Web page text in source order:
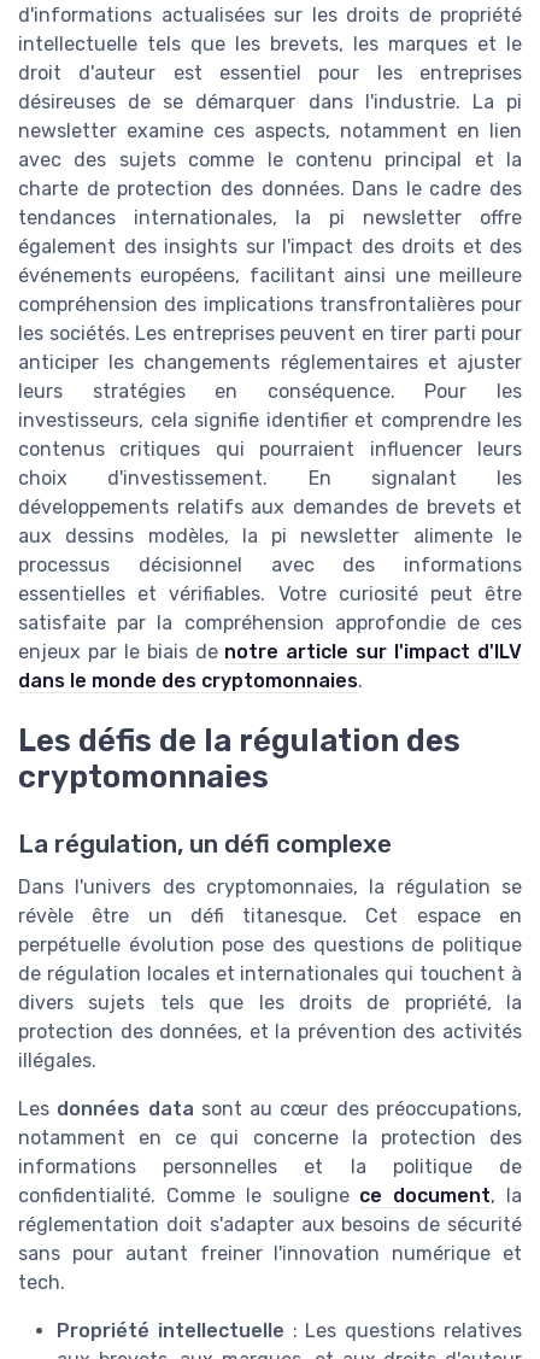
d'informations actualisées sur les droits de propriété
intellectuelle tels que les brevets, les marques et le
droit d'auteur est essentiel pour les entreprises
désireuses de se démarquer dans l'industrie. La pi
newsletter examine ces aspects, notamment en lien
avec des sujets comme le contenu principal et la
charte de protection des données. Dans le cadre des
tendances internationales, la pi newsletter offre
également des insights sur l'impact des droits et des
événements européens, facilitant ainsi une meilleure
compréhension des implications transfrontalières pour
les sociétés. Les entreprises peuvent en tirer parti pour
anticiper les changements réglementaires et ajuster
leurs stratégies en conséquence. Pour les
investisseurs, cela signifie identifier et comprendre les
contenus critiques qui pourraient influencer leurs
choix d'investissement. En signalant les
développements relatifs aux demandes de brevets et
aux dessins modèles, la pi newsletter alimente le
processus décisionnel avec des informations
essentielles et vérifiables. Votre curiosité peut être
satisfaite par la compréhension approfondie de ces
enjeux par le biais de notre article sur l'impact d'ILV
dans le monde des cryptomonnaies.
Les défis de la régulation des
cryptomonnaies
La régulation, un défi complexe
Dans l'univers des cryptomonnaies, la régulation se
révèle être un défi titanesque. Cet espace en
perpétuelle évolution pose des questions de politique
de régulation locales et internationales qui touchent à
divers sujets tels que les droits de propriété, la
protection des données, et la prévention des activités
illégales.
Les données data sont au cœur des préoccupations,
notamment en ce qui concerne la protection des
informations personnelles et la politique de
confidentialité. Comme le souligne ce document, la
réglementation doit s'adapter aux besoins de sécurité
sans pour autant freiner l'innovation numérique et
tech.
Propriété intellectuelle : Les questions relatives